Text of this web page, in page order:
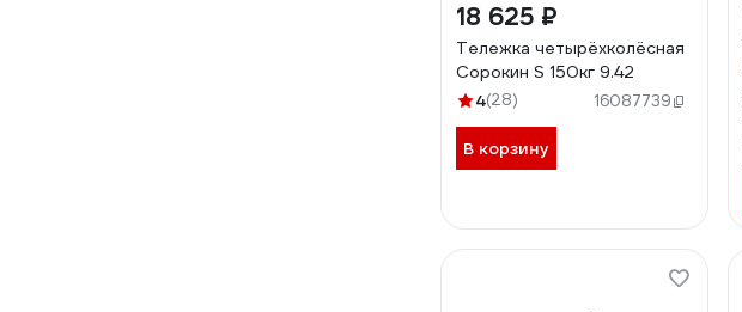
18 625 ₽
Тележка четырёхколёсная
Сорокин S 150кг 9.42
4(28) 16087739
В корзину